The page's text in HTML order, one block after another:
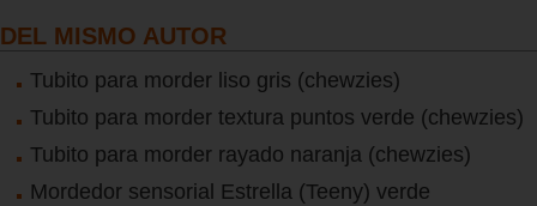
DEL MISMO AUTOR
Tubito para morder liso gris (chewzies)
Tubito para morder textura puntos verde (chewzies)
Tubito para morder rayado naranja (chewzies)
Mordedor sensorial Estrella (Teeny) verde